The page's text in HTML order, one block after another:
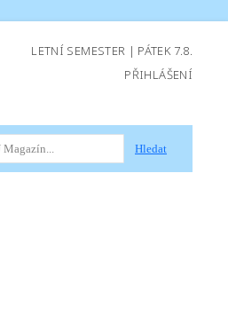
LETNÍ SEMESTER | PÁTEK 7.8.
PŘIHLÁŠENÍ
Hledat